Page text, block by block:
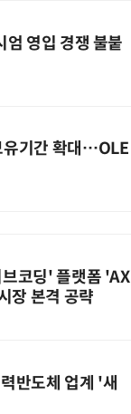
영입 경쟁 불붙
유기간 확대…OLE
코딩' 플랫폼 'AX
본격 공략
반도체 업계 '새